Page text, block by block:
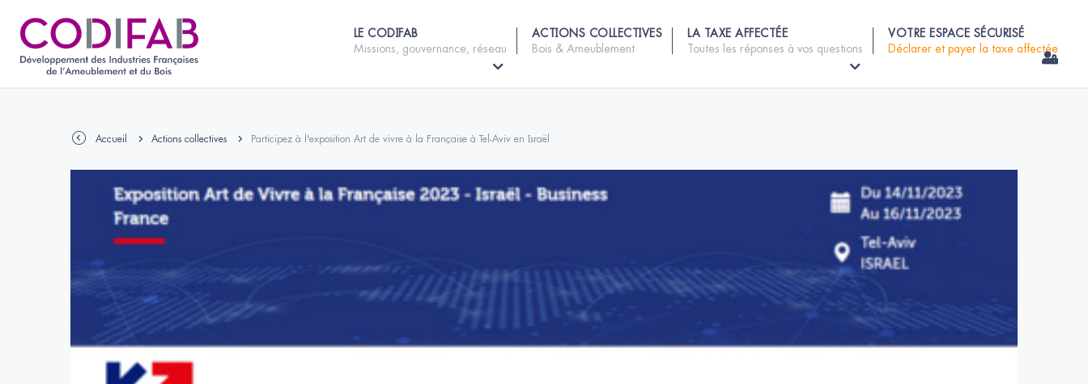
LE CODIFAB
Missions, gouvernance, réseau
ACTIONS COLLECTIVES
Bois & Ameublement
LA TAXE AFFECTÉE
Toutes les réponses à vos questions
VOTRE ESPACE SÉCURISÉ
Déclarer et payer la taxe affectée
Accueil Actions collectives Participez à l'exposition Art de vivre à la Française à Tel-Aviv en Israël